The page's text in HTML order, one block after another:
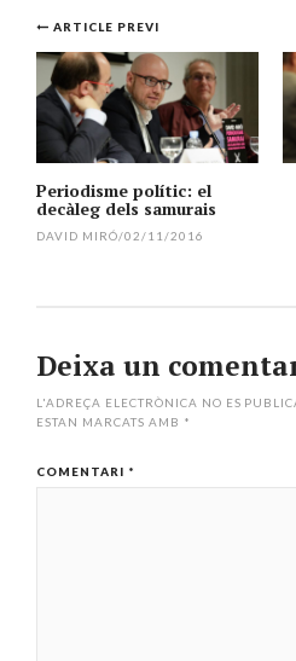
Navegació
per
l'article
ARTICLE PREVI
Periodisme polític: el
decàleg dels samurais
DAVID MIRÓ/02/11/2016
Deixa un
L'ADREÇA ELECTRÒNICA NO ES
ESTAN MARCATS AMB *
COMENTARI *